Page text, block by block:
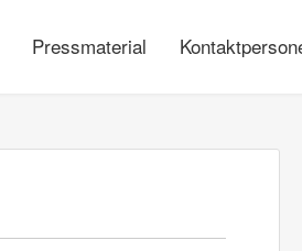
Pressmaterial